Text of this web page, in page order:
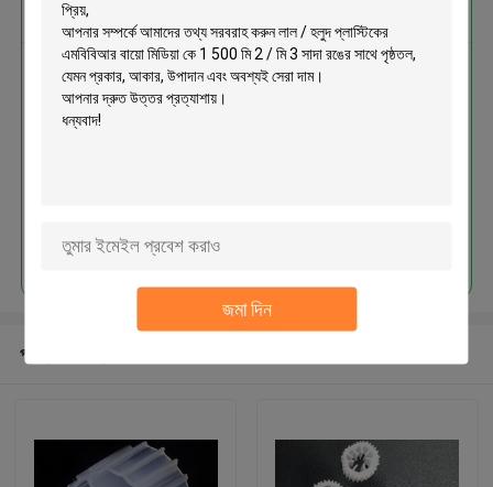
জমা দিন
লাল / হলুদ প্লাস্টিকের এমবিবিআর বায়ো মিডিয়া
কে 1 500 মি 2 / মি 3 সাদা রঙের সাথে
চালিয়ে
প্রস্তাবিত পণ্য